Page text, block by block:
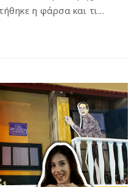
η φάρσα και τι...